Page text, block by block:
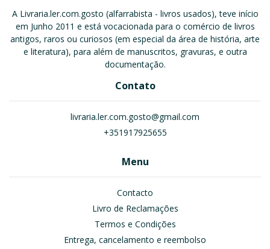
A Livraria.ler.com.gosto (alfarrabista - livros usados), teve início
em Junho 2011 e está vocacionada para o comércio de livros
antigos, raros ou curiosos (em especial da área de história, arte
e literatura), para além de manuscritos, gravuras, e outra
documentação.
Contato
livraria.ler.com.gosto@gmail.com
+351917925655
Menu
Contacto
Livro de Reclamações
Termos e Condições
Entrega, cancelamento e reembolso